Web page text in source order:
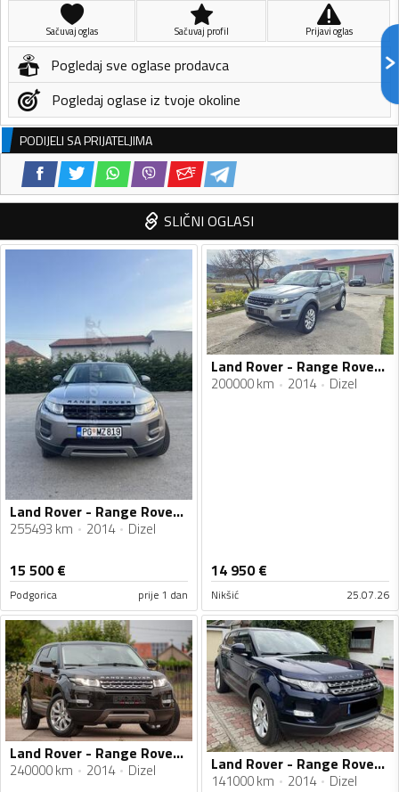
Sačuvaj oglas Sačuvaj profil Prijavi oglas
Pogledaj sve oglase prodavca
Pogledaj oglase iz tvoje okoline
PODIJELI SA PRIJATELJIMA
SLIČNI OGLASI
Land Rover - Range Rover Evoque - 2.2 TD4
255493 km 2014 Dizel
15 500€
Podgorica prije 1 dan
Land Rover - Range Rover Evoque - 2.2
200000 km 2014 Dizel
14 950€
Nikšić 25.07.26
Land Rover - Range Rover Evoque - 2.2 td4 4x4
240000 km 2014 Dizel Land Rover - Range Rover Evoque - 2.2 TD 4WD
141000 km 2014 Dizel